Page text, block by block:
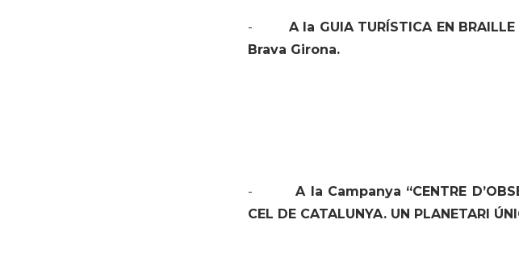
- A la GUIA TURÍSTICA EN
Brava Girona.
-A la Campanya “CENTRE
CEL DE CATALUNYA. UN PLANETARI